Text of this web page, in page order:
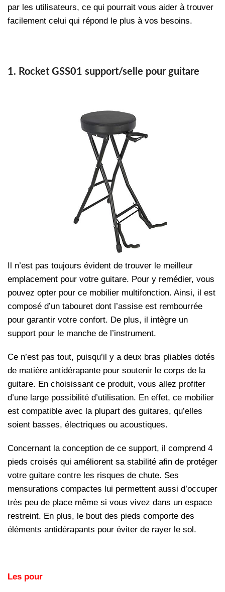
par les utilisateurs, ce qui pourrait vous aider à trouver
facilement celui qui répond le plus à vos besoins.
1. Rocket GSS01 support/selle pour guitare
Il n’est pas toujours évident de trouver le meilleur
emplacement pour votre guitare. Pour y remédier, vous
pouvez opter pour ce mobilier multifonction. Ainsi, il est
composé d’un tabouret dont l’assise est rembourrée
pour garantir votre confort. De plus, il intègre un
support pour le manche de l’instrument.
Ce n’est pas tout, puisqu’il y a deux bras pliables dotés
de matière antidérapante pour soutenir le corps de la
guitare. En choisissant ce produit, vous allez profiter
d’une large possibilité d’utilisation. En effet, ce mobilier
est compatible avec la plupart des guitares, qu’elles
soient basses, électriques ou acoustiques.
Concernant la conception de ce support, il comprend 4
pieds croisés qui améliorent sa stabilité afin de protéger
votre guitare contre les risques de chute. Ses
mensurations compactes lui permettent aussi d’occuper
très peu de place même si vous vivez dans un espace
restreint. En plus, le bout des pieds comporte des
éléments antidérapants pour éviter de rayer le sol.
Les pour